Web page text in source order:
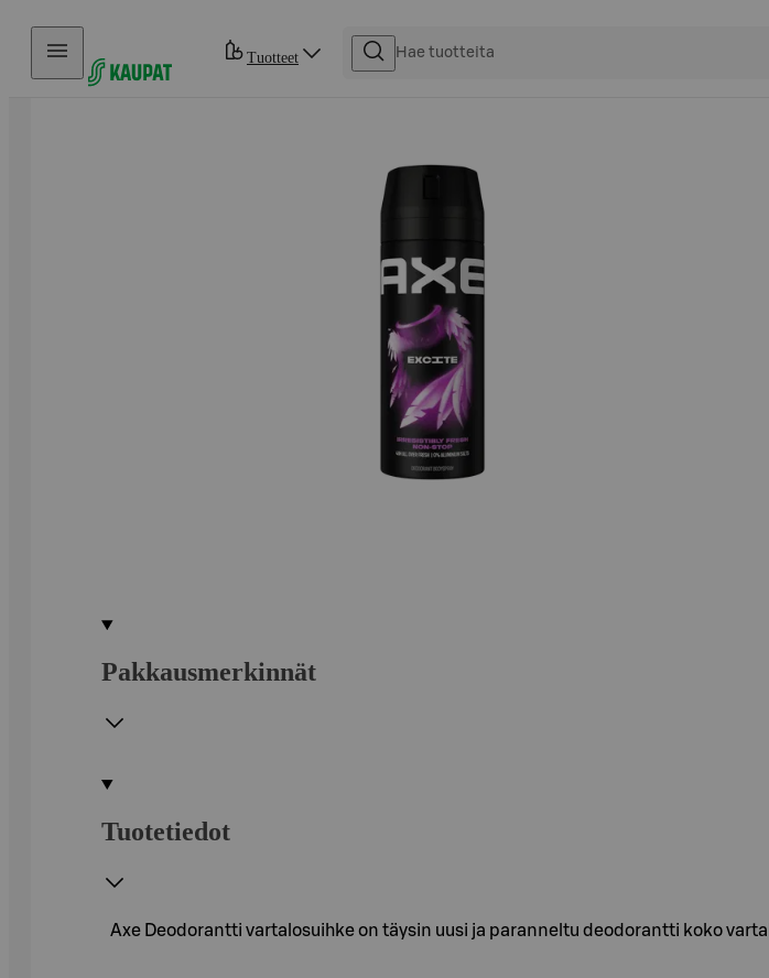
Hyppää sisältöön
Tuotteet
Pakkausmerkinnät
Tuotetiedot
Axe Deodorantti vartalosuihke on täysin uusi ja paranneltu deodorantti koko